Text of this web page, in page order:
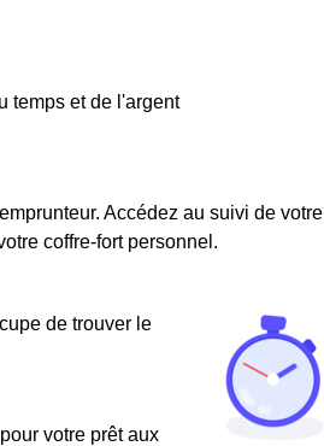
temps et de l'argent
Accédez au suivi de votre
coffre-fort personnel.
de trouver le
votre prêt aux